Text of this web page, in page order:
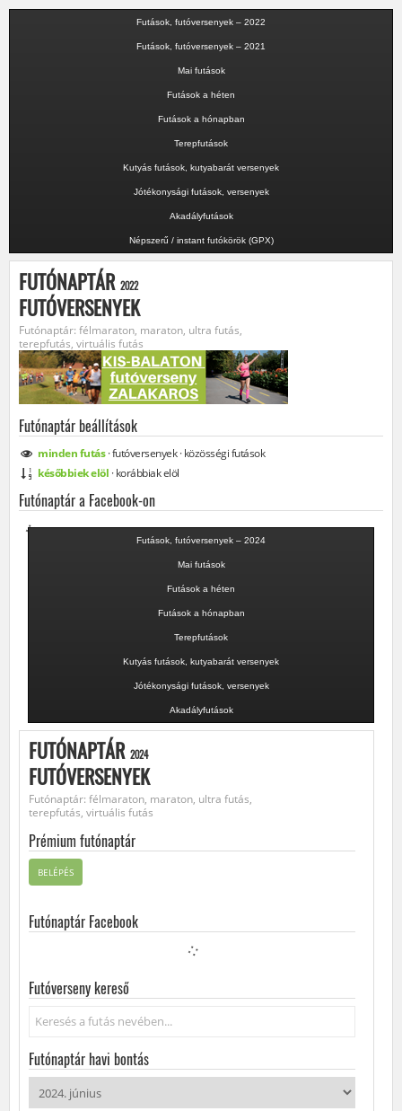
Futások, futóversenyek – 2022
Futások, futóversenyek – 2021
Mai futások
Futások a héten
Futások a hónapban
Terepfutások
Kutyás futások, kutyabarát versenyek
Jótékonysági futások, versenyek
Akadályfutások
Népszerű / instant futókörök (GPX)
FUTÓNAPTÁR 2022
FUTÓVERSENYEK
Futónaptár: félmaraton, maraton, ultra futás,
terepfutás, virtuális futás
Futónaptár beállítások
mindenfutás·futóversenyek·közösségifutások
későbbiek elöl ·korábbiak elöl
Futónaptár a Facebook-on
Futások, futóversenyek – 2024
Mai futások
Futások a héten
Futások a hónapban
Terepfutások
Kutyás futások, kutyabarát versenyek
Jótékonysági futások, versenyek
Akadályfutások
FUTÓNAPTÁR 2024
FUTÓVERSENYEK
Futónaptár: félmaraton, maraton, ultra futás,
terepfutás, virtuális futás
Prémium futónaptár
BELÉPÉS
Futónaptár Facebook
Futóverseny kereső
Keresés...
Futónaptár havi bontás